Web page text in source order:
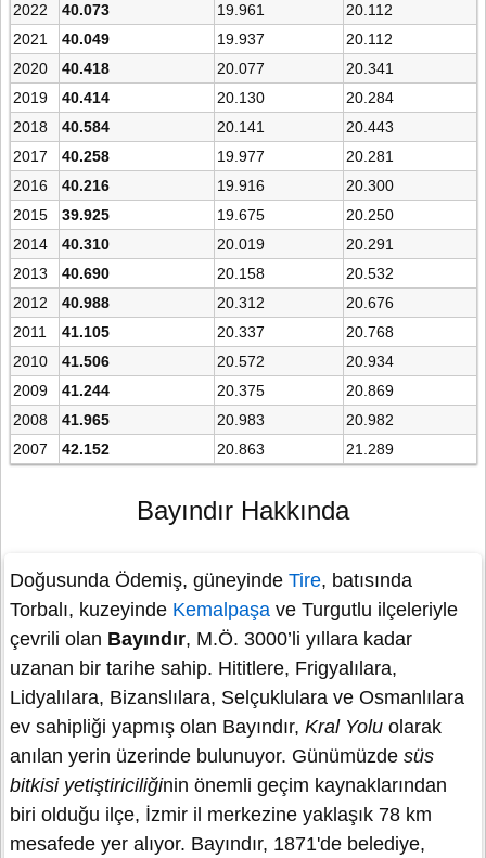
2022
40.073 19.961
20.112
2021
40.049 19.937
20.112
2020
40.418 20.077
20.341
2019
40.414 20.130
20.284
2018
40.584 20.141
20.443
2017
40.258 19.977
20.281
2016
40.216 19.916
20.300
2015
39.925 19.675
20.250
2014
40.310 20.019
20.291
2013
40.690 20.158
20.532
2012
40.988 20.312
20.676
2011
41.105 20.337
20.768
2010
41.506 20.572
20.934
2009
41.244 20.375
20.869
2008
41.965 20.983
20.982
2007
42.152 20.863 21.289
Bayındır Hakkında
Doğusunda Ödemiş, güneyinde Tire, batısında
Torbalı, kuzeyinde Kemalpaşa ve Turgutlu ilçeleriyle
çevrili olan Bayındır, M.Ö. 3000’li yıllara kadar
uzanan bir tarihe sahip. Hititlere, Frigyalılara,
Lidyalılara, Bizanslılara, Selçuklulara ve Osmanlılara
ev sahipliği yapmış olan Bayındır, Kral Yolu olarak
anılan yerin üzerinde bulunuyor. Günümüzde süs
bitkisi yetiştiriciliğinin önemli geçim kaynaklarından
biri olduğu ilçe, İzmir il merkezine yaklaşık 78 km
mesafede yer alıyor. Bayındır, 1871'de belediye,